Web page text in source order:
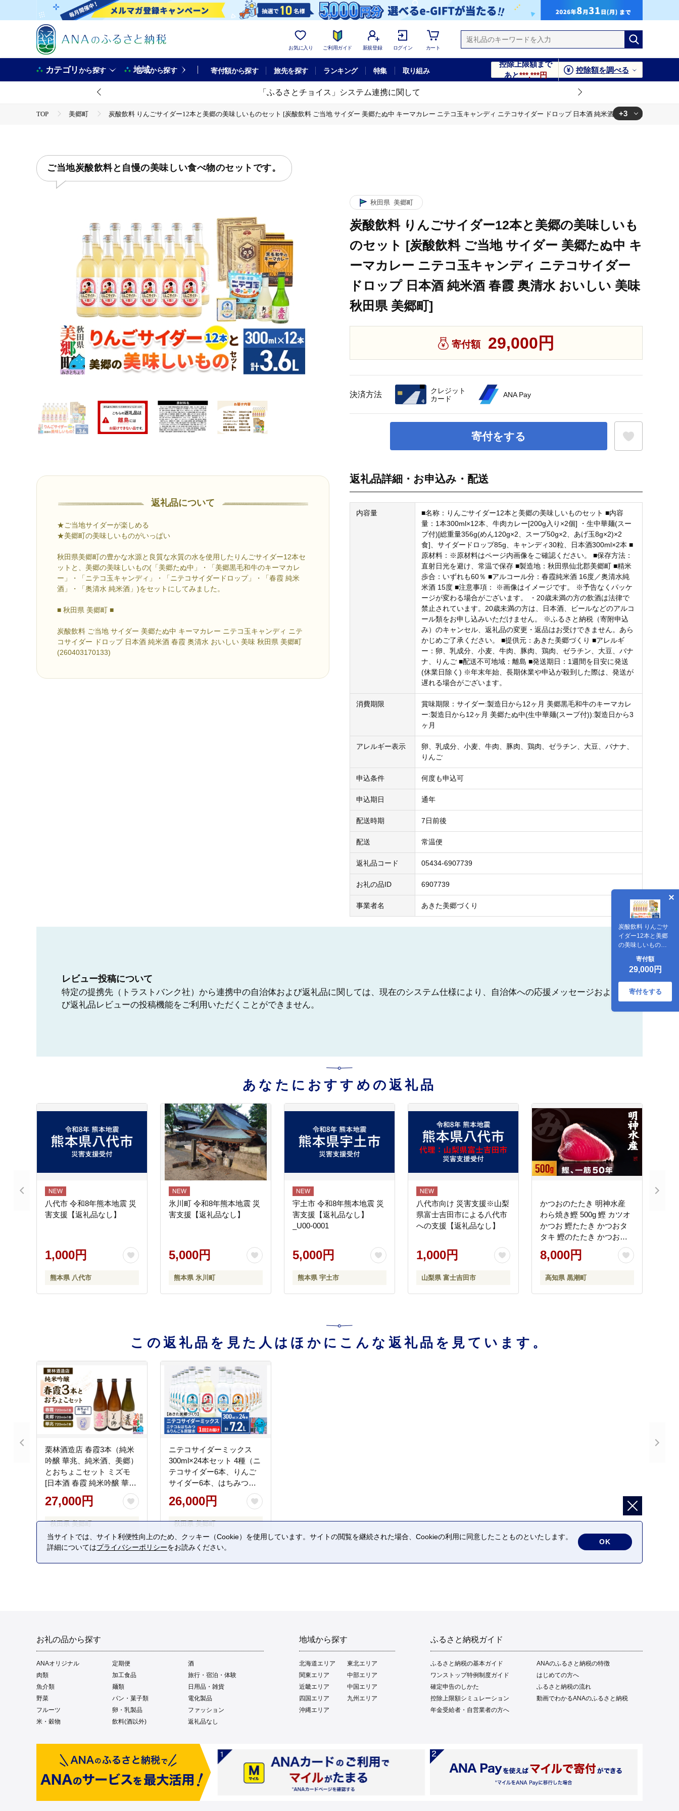
お気に入り ご利用ガイド 新規登録 ログイン カート
カテゴリから探す 地域から探す 寄付額から探す 旅先を探す ランキング 特集 取り組み
控除上限額まで
あと***,***円
控除額を調べる
「ふるさとチョイス」システム連携に関して
TOP 美郷町
炭酸飲料 りんごサイダー12本と美郷の美味しいものセット [炭酸飲料 ご当地 サイダー 美郷たぬ中 キーマカレー ニテコ玉キャンディ ニテコサイダー ドロップ 日本酒 純米酒 春霞 奥清水 おいし
+3
ご当地炭酸飲料と自慢の美味しい食べ物のセットです。
返礼品について
★ご当地サイダーが楽しめる
★美郷町の美味しいものがいっぱい
秋田県美郷町の豊かな水源と良質な水質の水を使用したりんごサイダー12本セ
ットと、美郷の美味しいもの(「美郷たぬ中」・「美郷黒毛和牛のキーマカレ
ー」・「ニテコ玉キャンディ」・「ニテコサイダードロップ」・「春霞 純米
酒」・「奥清水 純米酒」)をセットにしてみました。
■ 秋田県 美郷町 ■
炭酸飲料 ご当地 サイダー 美郷たぬ中 キーマカレー ニテコ玉キャンディ ニテ
コサイダー ドロップ 日本酒 純米酒 春霞 奥清水 おいしい 美味 秋田県 美郷町
(260403170133)
秋田県 美郷町
炭酸飲料 りんごサイダー12本と美郷の美味しいも
のセット [炭酸飲料 ご当地 サイダー 美郷たぬ中 キ
ーマカレー ニテコ玉キャンディ ニテコサイダー
ドロップ 日本酒 純米酒 春霞 奥清水 おいしい 美味
秋田県 美郷町]
寄付額 29,000円
決済方法
クレジット
カード
ANA Pay
寄付をする
炭酸飲料 りんごサ
イダー12本と美郷
の美味しいものセ
ット [炭酸飲料 ご当
地 サイダー 美郷た
ぬ中 キーマカレー
ニテコ玉キャンデ
ィ ニテコサイダー
ドロップ 日本酒 純
寄付額
29,000円
寄付をする
返礼品詳細・お申込み・配送
内容量
■名称：りんごサイダー12本と美郷の美味しいものセット ■内容
量：1本300ml×12本、牛肉カレー[200g入り×2個] ・生中華麺(スー
プ付)[総重量356g(めん120g×2、スープ50g×2、あげ玉8g×2)×2
食]、サイダードロップ85g、キャンディ30粒、日本酒300ml×2本 ■
原材料：※原材料はページ内画像をご確認ください。 ■保存方法：
直射日光を避け、常温で保存 ■製造地：秋田県仙北郡美郷町 ■精米
歩合：いずれも60％ ■アルコール分：春霞純米酒 16度／奥清水純
米酒 15度 ■注意事項： ※画像はイメージです。 ※予告なくパッケ
ージが変わる場合がございます。 ・20歳未満の方の飲酒は法律で
禁止されています。20歳未満の方は、日本酒、ビールなどのアルコ
ール類をお申し込みいただけません。 ※ふるさと納税（寄附申込
み）のキャンセル、返礼品の変更・返品はお受けできません。あら
かじめご了承ください。 ■提供元：あきた美郷づくり ■アレルギ
ー：卵、乳成分、小麦、牛肉、豚肉、鶏肉、ゼラチン、大豆、バナ
ナ、りんご ■配送不可地域：離島 ■発送期日：1週間を目安に発送
(休業日除く) ※年末年始、長期休業や申込が殺到した際は、発送が
遅れる場合がございます。
消費期限
賞味期限：サイダー:製造日から12ヶ月 美郷黒毛和牛のキーマカレ
ー:製造日から12ヶ月 美郷たぬ中(生中華麺(スープ付)):製造日から3
ヶ月
アレルギー表示
卵、乳成分、小麦、牛肉、豚肉、鶏肉、ゼラチン、大豆、バナナ、
りんご
申込条件 何度も申込可
申込期日 通年
配送時期 7日前後
配送 常温便
返礼品コード 05434-6907739
お礼の品ID 6907739
事業者名 あきた美郷づくり
レビュー投稿について
特定の提携先（トラストバンク社）から連携中の自治体および返礼品に関しては、現在のシステム仕様により、自治体への応援メッセージおよ
び返礼品レビューの投稿機能をご利用いただくことができません。
あなたにおすすめの返礼品
八代市 令和8年熊本地震 災
害支援【返礼品なし】
1,000円
熊本県 八代市
氷川町 令和8年熊本地震 災
害支援【返礼品なし】
5,000円
熊本県 氷川町
宇土市 令和8年熊本地震 災
害支援【返礼品なし】
_U00-0001
5,000円
熊本県 宇土市
八代市向け 災害支援※山梨
県富士吉田市による八代市
への支援【返礼品なし】
1,000円
山梨県 富士吉田市
かつおのたたき 明神水産
わら焼き鰹 500g 鰹 カツオ
かつお 鰹たたき かつおタ
タキ 鰹のたたき かつおの
タタキ 藁焼き わら焼き 魚
さかな 海鮮 刺身 お刺身 冷
ご当地 本場 高知 黒潮町 ギ
フト 贈答品 人気 返礼品 ふ
8,000円
高知県 黒潮町
この返礼品を見た人はほかにこんな返礼品を見ています。
栗林酒造店 春霞3本（純米
吟醸 華兆、純米酒、美郷）
とおちょこセット ミズモ
[日本酒 春霞 純米吟醸 華兆
純米酒 美郷 720ml おちょ
こ ミズモ]
27,000円
秋田県 美郷町
ニテコサイダーミックス
300ml×24本セット 4種（ニ
テコサイダー6本、りんご
サイダー6本、はちみつサ
イダー6本、炭酸水6本）あ
きた美郷づくり
26,000円
秋田県 美郷町
お礼の品から探す
ANAオリジナル 定期便
酒
肉類
加工食品
旅行・宿泊・体験
魚介類
麺類
日用品・雑貨
野菜
パン・菓子類
電化製品
フルーツ
卵・乳製品
ファッション
米・穀物
飲料(酒以外) 返礼品なし
地域から探す
北海道エリア
東北エリア
関東エリア
中部エリア
近畿エリア
中国エリア
四国エリア
九州エリア
沖縄エリア
ふるさと納税ガイド
ふるさと納税の基本ガイド
ANAのふるさと納税の特徴
ワンストップ特例制度ガイド
はじめての方へ
確定申告のしかた
ふるさと納税の流れ
控除上限額シミュレーション
動画でわかるANAのふるさと納税
年金受給者・自営業者の方へ
当サイトでは、サイト利便性向上のため、クッキー（Cookie）を使用しています。サイトの閲覧を継続された場合、Cookieの利用に同意したことものといたします。
詳細についてはプライバシーポリシーをお読みください。
OK